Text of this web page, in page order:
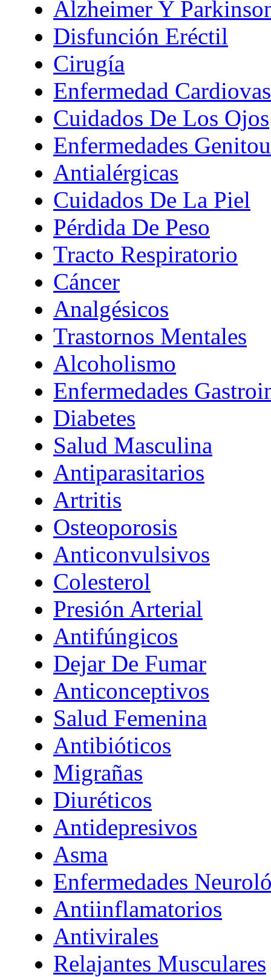
Alzheimer Y
Disfunción Eréctil
Cirugía
Enfermedad
Cuidados De Los Ojos
Enfermedades
Antialérgicas
Cuidados De La Piel
Pérdida De Peso
Tracto Respiratorio
Cáncer
Analgésicos
Trastornos Mentales
Alcoholismo
Enfermedades
Diabetes
Salud Masculina
Antiparasitarios
Artritis
Osteoporosis
Anticonvulsivos
Colesterol
Presión Arterial
Antifúngicos
Dejar De Fumar
Anticonceptivos
Salud Femenina
Antibióticos
Migrañas
Diuréticos
Antidepresivos
Asma
Enfermedades
Antiinflamatorios
Antivirales
Relajantes Musculares